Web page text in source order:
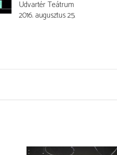
Udvartér Teátrum
2016. augusztus 25.